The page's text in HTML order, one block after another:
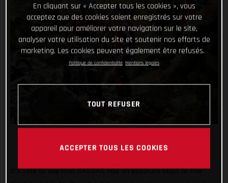
It’s safe to say that GASGAS had an absolute blast at the
En cliquant sur « Accepter tous les cookies », vous
acceptez que des cookies soient enregistrés sur votre
appareil pour améliorer votre navigation sur le site,
analyser votre utilisation du site et soutenir nos efforts de
marketing. Les cookies peuvent également être refusés.
Politique de confidentialité Mentions légales
TOUT REFUSER
ACCEPTER TOUS LES COOKIES